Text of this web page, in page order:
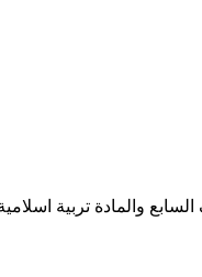
والمادة تربية